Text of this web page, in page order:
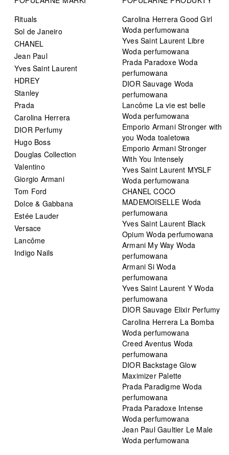
Rituals
Sol de Janeiro
CHANEL
Jean Paul
Yves Saint Laurent
HDREY
Stanley
Prada
Carolina Herrera
DIOR Perfumy
Hugo Boss
Douglas Collection
Valentino
Giorgio Armani
Tom Ford
Dolce & Gabbana
Estée Lauder
Versace
Lancôme
Indigo Nails
Carolina Herrera Good Girl
Woda perfumowana
Yves Saint Laurent Libre
Woda perfumowana
Prada Paradoxe Woda
perfumowana
DIOR Sauvage Woda
perfumowana
Lancôme La vie est belle
Woda perfumowana
Emporio Armani Stronger with
you Woda toaletowa
Emporio Armani Stronger
With You Intensely
Yves Saint Laurent MYSLF
Woda perfumowana
CHANEL COCO
MADEMOISELLE Woda
perfumowana
Yves Saint Laurent Black
Opium Woda perfumowana
Armani My Way Woda
perfumowana
Armani Si Woda
perfumowana
Yves Saint Laurent Y Woda
perfumowana
DIOR Sauvage Elixir Perfumy
Carolina Herrera La Bomba
Woda perfumowana
Creed Aventus Woda
perfumowana
DIOR Backstage Glow
Maximizer Palette
Prada Paradigme Woda
perfumowana
Prada Paradoxe Intense
Woda perfumowana
Jean Paul Gaultier Le Male
Woda perfumowana